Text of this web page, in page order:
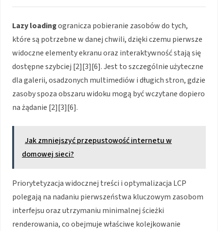
Lazy loadingogranicza pobieranie zasobów do tych,
które są potrzebne w danej chwili, dzięki czemu pierwsze
widoczne elementy ekranu oraz interaktywność stają się
dostępne szybciej [2][3][6]. Jest to szczególnie użyteczne
dla galerii, osadzonych multimediów i długich stron, gdzie
zasoby spoza obszaru widoku mogą być wczytane dopiero
na żądanie [2][3][6].
Jak zmniejszyć przepustowość internetu w
domowej sieci?
Priorytetyzacja widocznej treści i optymalizacja LCP
polegają na nadaniu pierwszeństwa kluczowym zasobom
interfejsu oraz utrzymaniu minimalnej ścieżki
renderowania, co obejmuje właściwe kolejkowanie